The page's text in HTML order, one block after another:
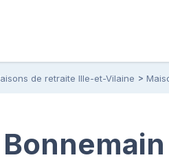
de retraite Ille-et-Vilaine